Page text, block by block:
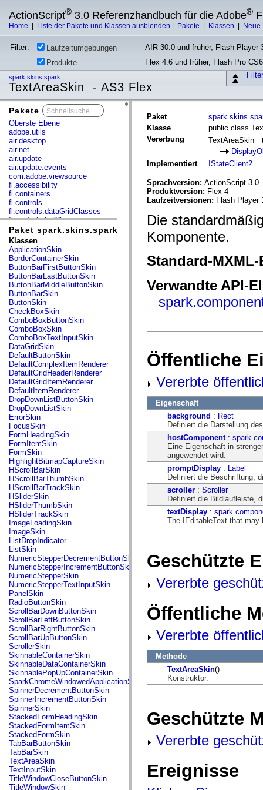
ActionScript® 3.0 Referenzhandbuch für die Adobe®
Home Liste der Pakete und Klassen ausblenden Pakete Klassen
Filter: Laufzeitumgebungen
AIR 30.0 und früher, Flash Player
Produkte
Flex 4.6 und früher, Flash Pro
spark.skins.spark
TextAreaSkin - AS3 Flex
Pakete
Oberste Ebene
adobe.utils
air.desktop
air.net
air.update
air.update.events
com.adobe.viewsource
fl.accessibility
fl.containers
fl.controls
fl.controls.dataGridClasses
fl.controls.listClasses
fl.controls.progressBarClasses
fl.core
fl.data
fl.display
fl.events
fl.ik
fl.lang
fl.livepreview
fl.managers
fl.motion
fl.motion.easing
fl.rsl
fl.text
fl.transitions
fl.transitions.easing
fl.video
flash.accessibility
flash.concurrent
flash.crypto
flash.data
flash.desktop
flash.display
flash.display3D
flash.display3D.textures
flash.errors
flash.events
flash.external
flash.filesystem
flash.filters
flash.geom
flash.globalization
flash.html
flash.media
flash.net
flash.net.dns
flash.net.drm
flash.notifications
flash.permissions
flash.printing
flash.profiler
flash.sampler
flash.security
flash.sensors
flash.system
flash.text
flash.text.engine
flash.text.ime
flash.ui
flash.utils
flash.xml
flashx.textLayout
flashx.textLayout.compose
flashx.textLayout.container
flashx.textLayout.conversion
flashx.textLayout.edit
flashx.textLayout.elements
flashx.textLayout.events
flashx.textLayout.factory
flashx.textLayout.formats
flashx.textLayout.operations
flashx.textLayout.utils
flashx.undo
mx.accessibility
mx.automation
Paket spark.skins.spark
Klassen
ApplicationSkin
BorderContainerSkin
ButtonBarFirstButtonSkin
ButtonBarLastButtonSkin
ButtonBarMiddleButtonSkin
ButtonBarSkin
ButtonSkin
CheckBoxSkin
ComboBoxButtonSkin
ComboBoxSkin
ComboBoxTextInputSkin
DataGridSkin
DefaultButtonSkin
DefaultComplexItemRenderer
DefaultGridHeaderRenderer
DefaultGridItemRenderer
DefaultItemRenderer
DropDownListButtonSkin
DropDownListSkin
ErrorSkin
FocusSkin
FormHeadingSkin
FormItemSkin
FormSkin
HighlightBitmapCaptureSkin
HScrollBarSkin
HScrollBarThumbSkin
HScrollBarTrackSkin
HSliderSkin
HSliderThumbSkin
HSliderTrackSkin
ImageLoadingSkin
ImageSkin
ListDropIndicator
ListSkin
NumericStepperDecrementButtonSkin
NumericStepperIncrementButtonSkin
NumericStepperSkin
NumericStepperTextInputSkin
PanelSkin
RadioButtonSkin
ScrollBarDownButtonSkin
ScrollBarLeftButtonSkin
ScrollBarRightButtonSkin
ScrollBarUpButtonSkin
ScrollerSkin
SkinnableContainerSkin
SkinnableDataContainerSkin
SkinnablePopUpContainerSkin
SparkChromeWindowedApplicationSkin
SpinnerDecrementButtonSkin
SpinnerIncrementButtonSkin
SpinnerSkin
StackedFormHeadingSkin
StackedFormItemSkin
StackedFormSkin
TabBarButtonSkin
TabBarSkin
TextAreaSkin
TextInputSkin
TitleWindowCloseButtonSkin
TitleWindowSkin
Paket
Klasse
public class
Vererbung
TextAreaSkin
Implementiert
IStateClient2
Sprachversion: ActionScript 3.0
Produktversion: Flex 4
Laufzeitversionen: Flash Player
Die
Komponente.
Standard-
Verwandte API-
Öffentliche
Vererbte
Eigenschaft
background : Rect
Definiert die Darstellung
hostComponent :
Eine Eigenschaft in
angewendet wird.
promptDisplay : Label
Definiert die Beschriftung,
scroller : Scroller
Definiert die Bildlaufleiste,
textDisplay :
The IEditableText that
Geschützte
Vererbte
Öffentliche
Vererbte
Methode
TextAreaSkin()
Konstruktor.
Geschützte
Vererbte
Ereignisse